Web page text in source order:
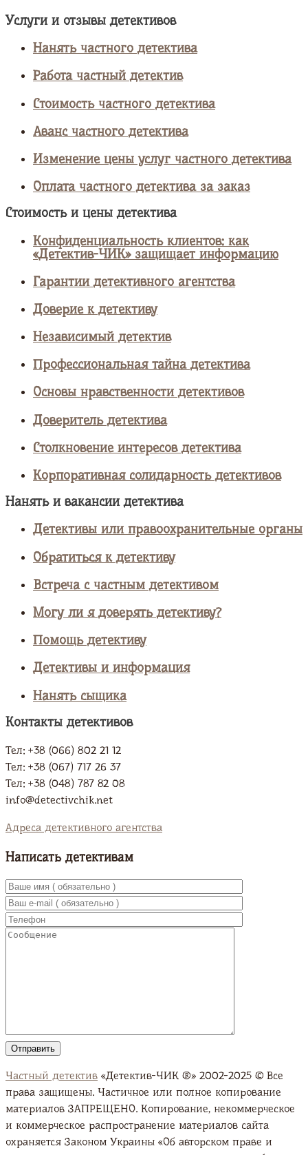
Услуги и отзывы детективов
Нанять частного детектива
Работа частный детектив
Стоимость частного детектива
Аванс частного детектива
Изменение цены услуг частного детектива
Оплата частного детектива за заказ
Стоимость и цены детектива
Конфиденциальность клиентов: как
«Детектив-ЧИК» защищает информацию
Гарантии детективного агентства
Доверие к детективу
Независимый детектив
Профессиональная тайна детектива
Основы нравственности детективов
Доверитель детектива
Столкновение интересов детектива
Корпоративная солидарность детективов
Нанять и вакансии детектива
Детективы или правоохранительные органы
Обратиться к детективу
Встреча с частным детективом
Могу ли я доверять детективу?
Помощь детективу
Детективы и информация
Нанять сыщика
Контакты детективов
Тел: +38 (066) 802 21 12
Тел: +38 (067) 717 26 37
Тел: +38 (048) 787 82 08
info@detectivchik.net
Адреса детективного агентства
Написать детективам
Частный детектив «Детектив-ЧИК ®» 2002-2025 © Все
права защищены. Частичное или полное копирование
материалов ЗАПРЕЩЕНО. Копирование, некоммерческое
и коммерческое распространение материалов сайта
охраняется Законом Украины «Об авторском праве и